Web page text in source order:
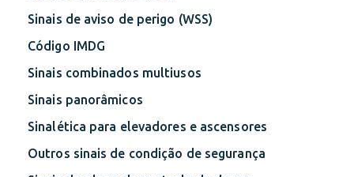
Sinais de aviso de perigo (WSS)
Código IMDG
Sinais combinados multiusos
Sinais panorâmicos
Sinalética para elevadores e ascensores
Outros sinais de condição de segurança